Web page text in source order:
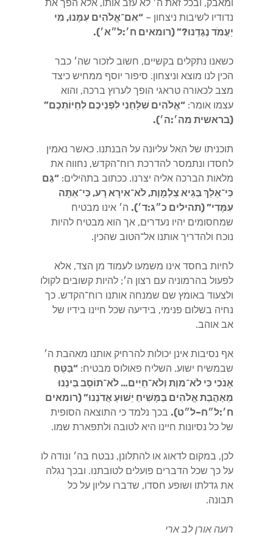
ומאבק, ובכל זאת ה׳ לא עזב אותו, אלא הפך את
נדודיו לשיבות ניצחון – “אִם־אֱלֹהִים עִמָּנוּ, מִי
יַעֲמֹד נֶגֶדֵנוּ?” (רומאים ח׳:ל״א׳).
כשאנו נתקלים בקשיים, חשוב לזכור שה׳ כבר
הכין לנו מוצא וניצחון. סיפור יוסף ממחיש כיצד
מצב לכאורה טראגי הופך לערוץ ברכה, והוא
עצמו אומר: “אֱלֹהִים שִׁלָּחַנִי לִפְנֵיכֶם לְחַיּוֹתְכֶם”
(בראשית מה׳:ה׳).
תוכניתו של האל עליונה על הבנתנו. כאשר נאמין
לחסדו ונתמסר להדרכת רוח־הקדש, נחווה את
מלאות הברכה אליה יצרנו. ככתוב בתהילים: “גַּם
כִּי־אֵלֵךְ בְּגֵיא צַלְמָוֶת, לֹא־אִירָא רָע, כִּי־אַתָּה
עִמָּדִי” (תהילים כ״ג:ד׳). ה׳ אינו מבטיח
שמחסומים יהיו נעדרים, אך הוא מבטיח להיות
נוכח ולהדריך אותנו אל־הטוב שהכין.
לחיות בחסד אינו משמעו לעמוד מן הצד, אלא
לפעול בהרמוניה עם רצון ה׳; להיות קשובים לקולו
ולצעוד באומץ שם שמנחה אותנו רוח־הקדש. כך
נחיה בשלום פנימי, בידיעה שכל חיינו בידיו של
אב אוהב.
אף נסיבות אינן יכולות להרחיק אותנו מאהבת ה׳
שבמשיח ישוע. השליח פאולוס מבטיח: “בַּטֻּחַ
אָנֹכִי כִּי לֹא־מוֶת וְלֹא־חַיִּים… לֹא־תוֹסֵב בֵּינֵנוּ
מֵאַהֲבַת אֱלֹהִים בַּמָּשִׁיחַ יֵשׁוּעַ אֲדֹנֵנוּ” (רומאים
ח׳:ל״ח–ל״ט). בכך נלמד כי התוצאה הסופית
של כל נסיונות חיינו היא לטובה ולתפארת שמו.
לכן, במקום לדאוג או להתלונן, נבטח בה׳ ונודה לו
על כך שכל הדברים פועלים לטובתנו. ובכך נגלה
את גדלתו ושופע חסדו, שדברו עליון על כל
תבונה.
רועה אורן לב ארי